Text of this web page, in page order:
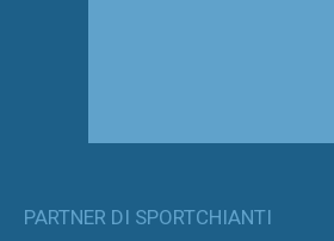
PARTNER DI SPORTCHIANTI